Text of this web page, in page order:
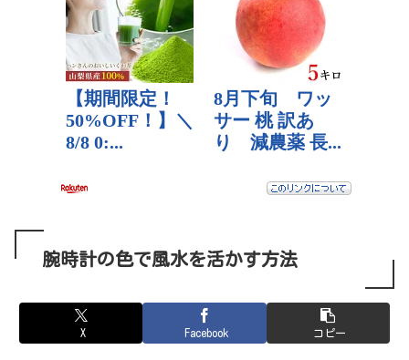
腕時計の色で風水を活かす方法
X Facebook コピー